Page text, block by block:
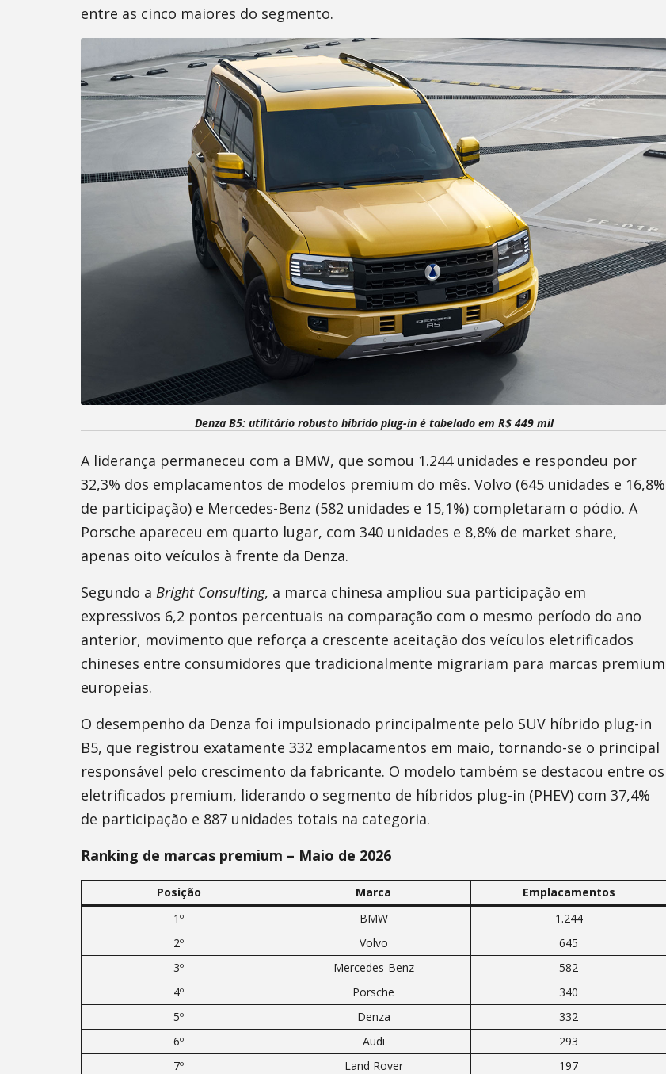
entre as cinco maiores do segmento.
Denza B5: utilitário robusto híbrido plug-in é tabelado em R$ 449 mil
A liderança permaneceu com a BMW, que somou 1.244 unidades e respondeu por
32,3% dos emplacamentos de modelos premium do mês. Volvo (645 unidades e 16,8%
de participação) e Mercedes-Benz (582 unidades e 15,1%) completaram o pódio. A
Porsche apareceu em quarto lugar, com 340 unidades e 8,8% de market share,
apenas oito veículos à frente da Denza.
Segundo a Bright Consulting, a marca chinesa ampliou sua participação em
expressivos 6,2 pontos percentuais na comparação com o mesmo período do ano
anterior, movimento que reforça a crescente aceitação dos veículos eletrificados
chineses entre consumidores que tradicionalmente migrariam para marcas premium
europeias.
O desempenho da Denza foi impulsionado principalmente pelo SUV híbrido plug-in
B5, que registrou exatamente 332 emplacamentos em maio, tornando-se o principal
responsável pelo crescimento da fabricante. O modelo também se destacou entre os
eletrificados premium, liderando o segmento de híbridos plug-in (PHEV) com 37,4%
de participação e 887 unidades totais na categoria.
Ranking de marcas premium – Maio de 2026
Posição Marca
Emplacamentos
1º
BMW
1.244
2º
Volvo
645
3º
Mercedes-Benz
582
4º
Porsche
340
5º
Denza
332
6º
Audi
293
7º
Land Rover
197